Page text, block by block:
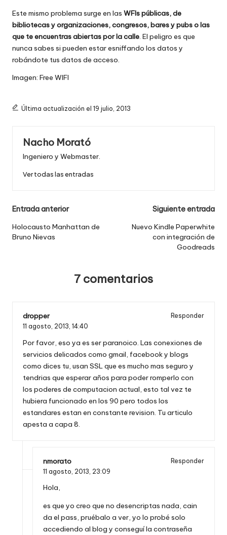
Este mismo problema surge en las WFIs públicas, de
bibliotecas y organizaciones, congresos, bares y pubs o las
que te encuentras abiertas por la calle. El peligro es que
nunca sabes si pueden estar esniffando los datos y
robándote tus datos de acceso.
Imagen: Free WIFI
Última actualización el 19 julio, 2013
Nacho Morató
Ingeniero y Webmaster.
Ver todas las entradas
Navegación
de
entradas
Entrada anterior
Holocausto Manhattan de
Bruno Nievas
Siguiente entrada
Nuevo Kindle Paperwhite
con integración de
Goodreads
7 comentarios
dropper
Responder
11 agosto, 2013, 14:40
Por favor, eso ya es ser paranoico. Las conexiones de
servicios delicados como gmail, facebook y blogs
como dices tu, usan SSL que es mucho mas seguro y
tendrias que esperar años para poder romperlo con
los poderes de computacion actual, esto tal vez te
hubiera funcionado en los 90 pero todos los
estandares estan en constante revision. Tu articulo
apesta a capa 8.
nmorato
Responder
11 agosto, 2013, 23:09
Hola,
es que yo creo que no desencriptas nada, cain
da el pass, pruébalo a ver, yo lo probé solo
accediendo al blog y conseguí la contraseña